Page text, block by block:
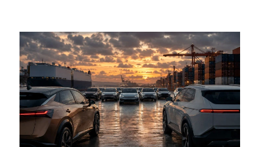
Eco
Νέα
Τεχνολογία
Mobility
Σταθμοί φόρτισης